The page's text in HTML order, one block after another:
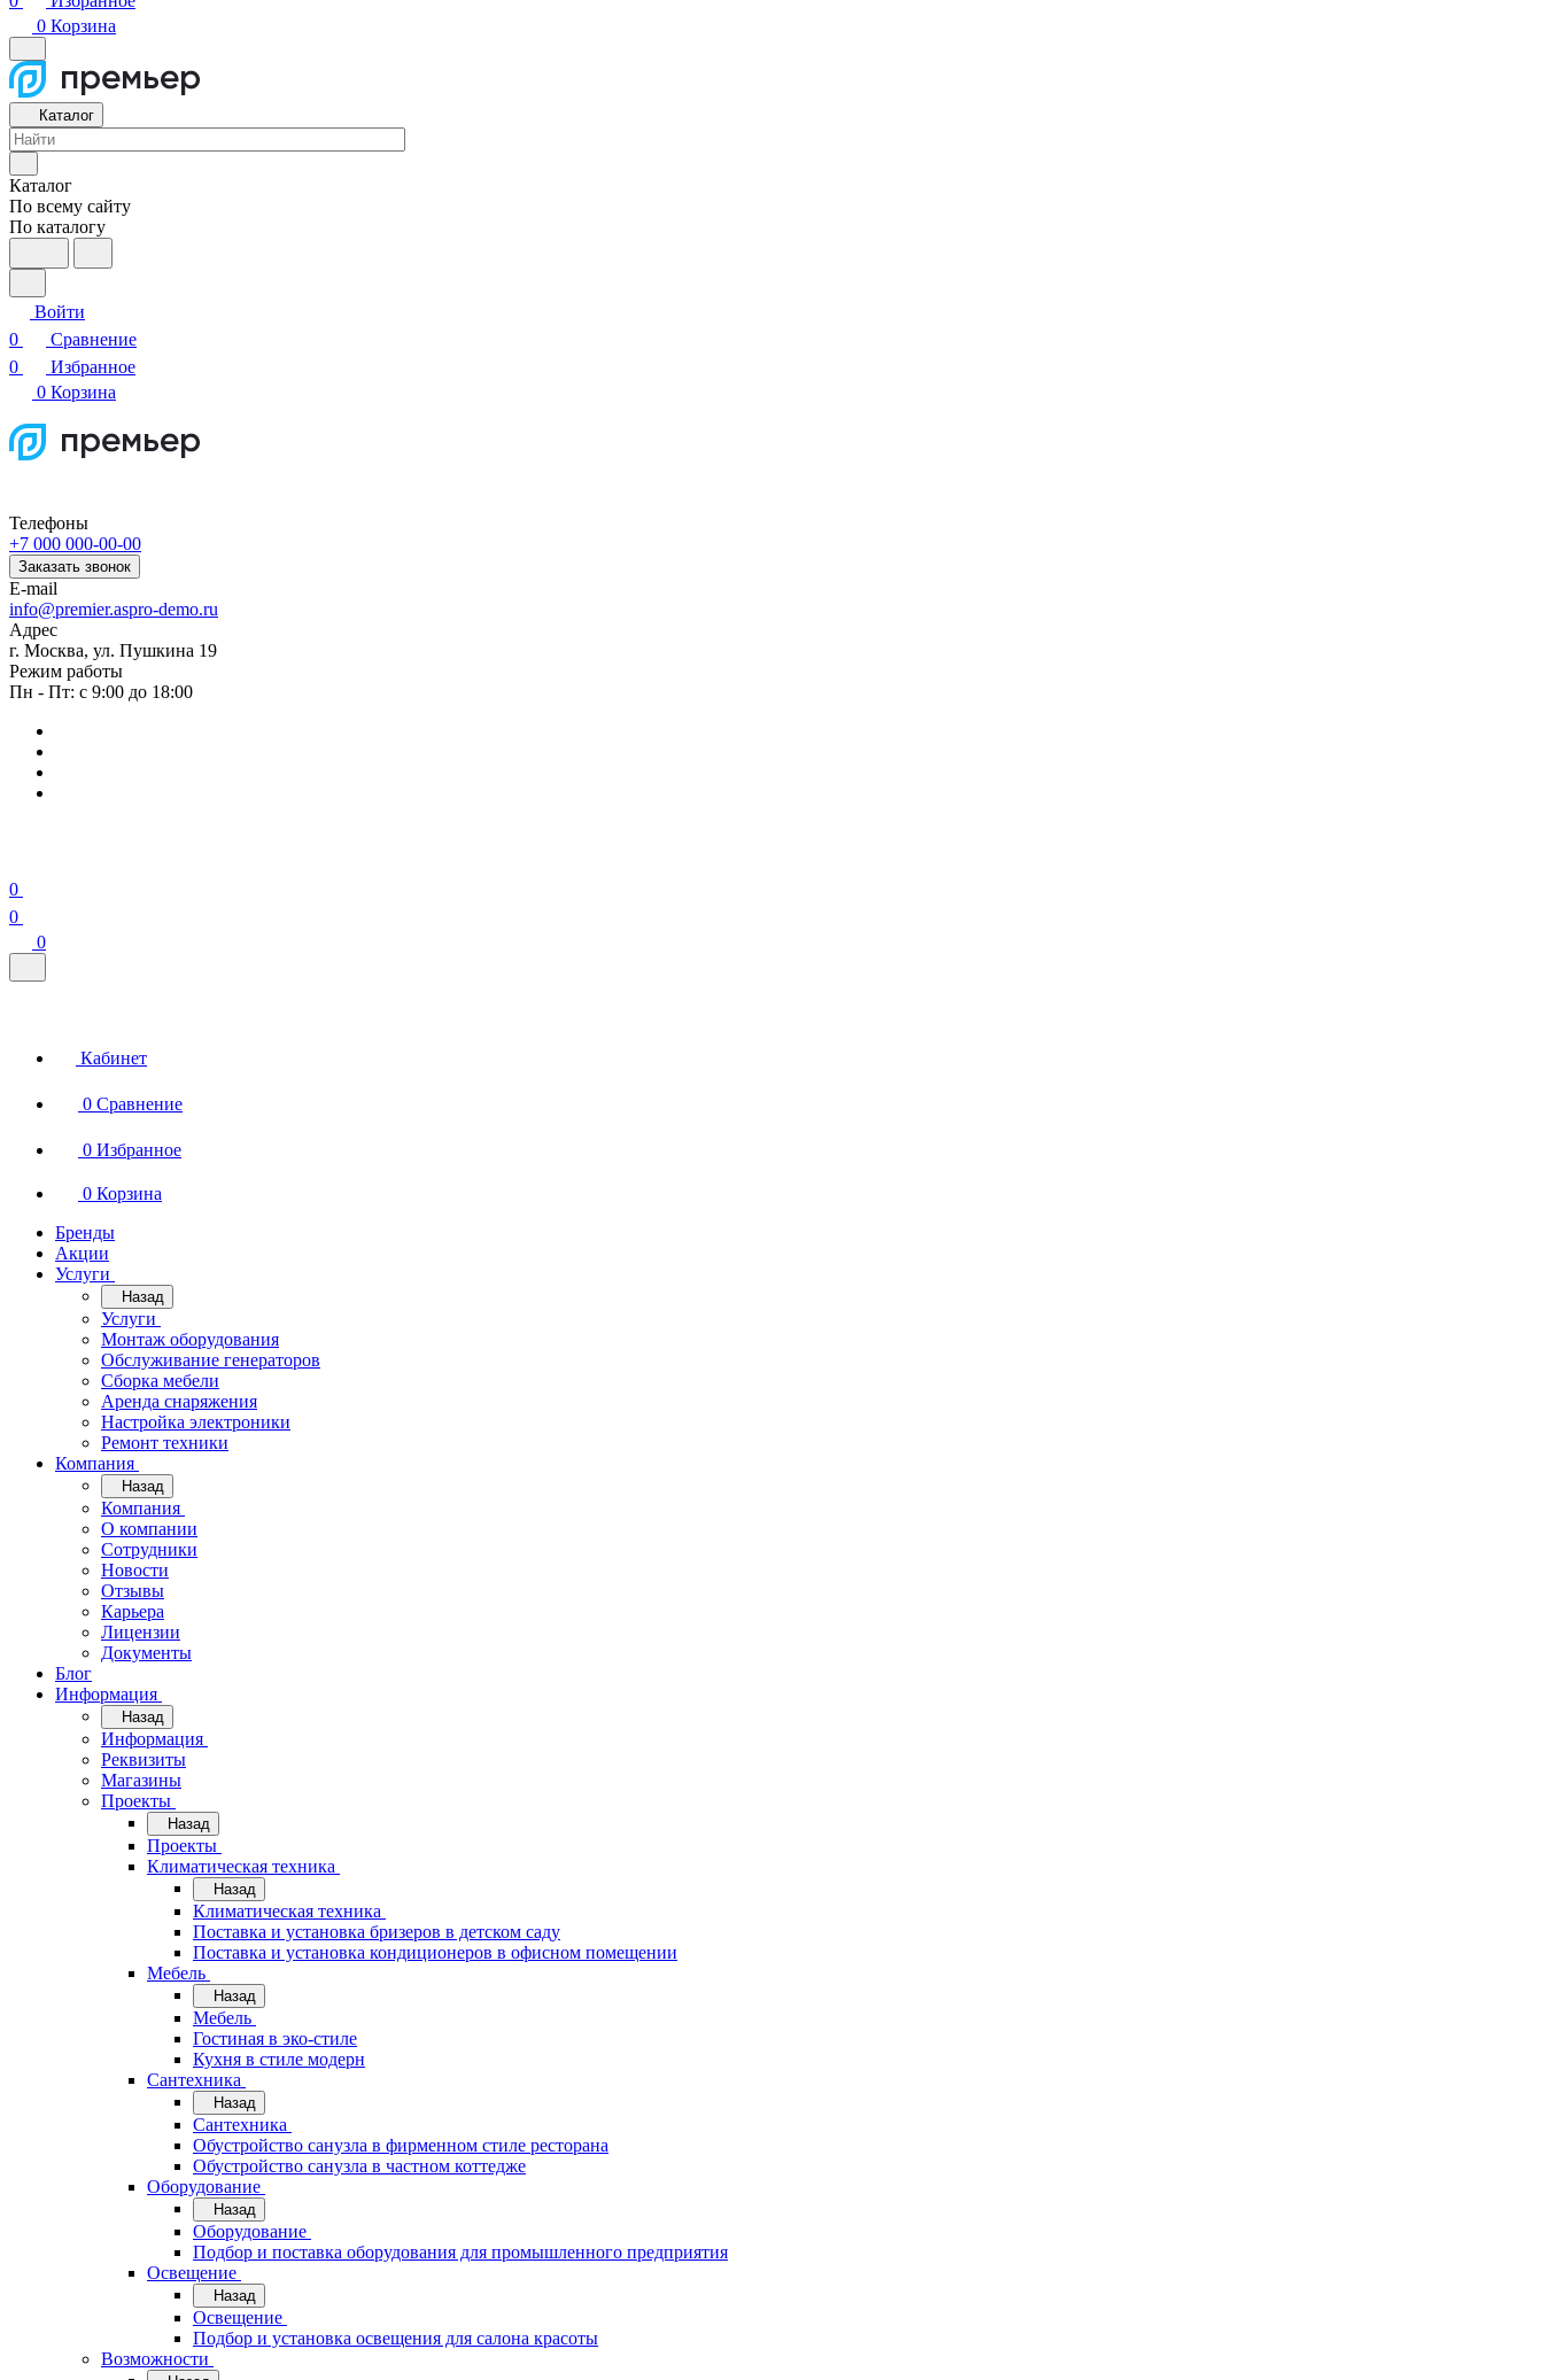
0 Корзина
Каталог
Каталог
По всему сайту
По каталогу
Войти
0
Сравнение
0
Избранное
0 Корзина
Телефоны
+7 000 000-00-00
Заказать звонок
E-mail
info@premier.aspro-demo.ru
Адрес
г. Москва, ул. Пушкина 19
Режим работы
Пн - Пт: с 9:00 до 18:00
0
0
0
Кабинет
0 Сравнение
0 Избранное
0 Корзина
Бренды
Акции
Услуги
Назад
Услуги
Монтаж оборудования
Обслуживание генераторов
Сборка мебели
Аренда снаряжения
Настройка электроники
Ремонт техники
Компания
Назад
Компания
О компании
Сотрудники
Новости
Отзывы
Карьера
Лицензии
Документы
Блог
Информация
Назад
Информация
Реквизиты
Магазины
Проекты
Назад
Проекты
Климатическая техника
Назад
Климатическая техника
Поставка и установка бризеров в детском саду
Поставка и установка кондиционеров в офисном помещении
Мебель
Назад
Мебель
Гостиная в эко-стиле
Кухня в стиле модерн
Сантехника
Назад
Сантехника
Обустройство санузла в фирменном стиле ресторана
Обустройство санузла в частном коттедже
Оборудование
Назад
Оборудование
Подбор и поставка оборудования для промышленного предприятия
Освещение
Назад
Освещение
Подбор и установка освещения для салона красоты
Возможности